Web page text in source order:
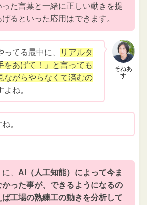
った言葉と一緒に正しい動きを提
るといった応用はできます。
そねあ
す
ってる最中に、
リアルタ
をあげて！」と言っても
ながらやらなくて済むの
よね。
。
、 AI（人工知能）によって今ま
かった事が、できるようになるの
ば工場の熟練工の動きを分析して